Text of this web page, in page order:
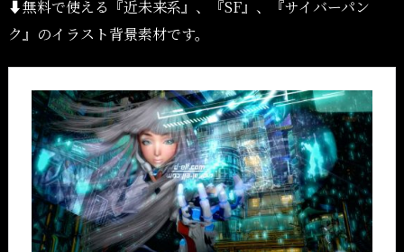
⬇︎無料で使える『近未来系』、『SF』、『サイバーパン
ク』のイラスト背景素材です。